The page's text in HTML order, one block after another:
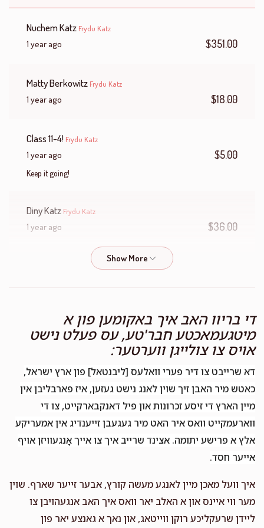
Nuchem Katz Frydu Katz
1 year ago $351.00
Matty Berkowitz Frydu Katz
1 year ago $18.00
Class 11-4! Frydu Katz
1 year ago $5.00
Keep it going!
Diny Katz Frydu Katz
1 year ago $36.00
Drubige NeighborsFrydu Katz
Mommy & TottyFrydu Katz
1 year ago $100.00
Leah Liba KaufmanFrydu Katz
1 year ago $36.00
Shamshy & Toba
1 year ago $36.00
די בריוו האב איך באקומען פון א
מיטגעמאכטע חבר'טע, עס פעלט נישט
אויס צו צולייגן ווערטער:
דא שרייבט צו דיר פערי וואלעס [ליבנטאל] פון ארץ ישראל,
כאטש מיר האבן זיך שוין לאנג נישט געזען, איז פארבליבן אין
מיין הארץ די זיסע זכרונות און פיל דאנקבארקייט, צו די
ווארעמקייט וואס איר האט מיר געגעבן זייענדיג אין אמעריקע
אלץ א פרישע יתומה. אצינד שרייב איך צו אייך אָנגעוויזן אויף
אייער חסד.
איך וועל מאכן מיין לאנגע מעשה קורץ, אבער זייער שארף. שוין
מער ווי איינס און א האלב יאר וואס איך האב אנגעהויבן צו
ליידן שרעקליכע רוקן ווייטאג, און נאך א גאנצע יאר פון